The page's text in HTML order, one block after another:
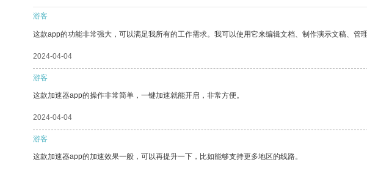
游客
这款app的功能非常强大，可以满足我所有的工作需求。我可以使用它来编辑文档、制作演示文稿、管理
2024-04-04
游客
这款加速器app的操作非常简单，一键加速就能开启，非常方便。
2024-04-04
游客
这款加速器app的加速效果一般，可以再提升一下，比如能够支持更多地区的线路。